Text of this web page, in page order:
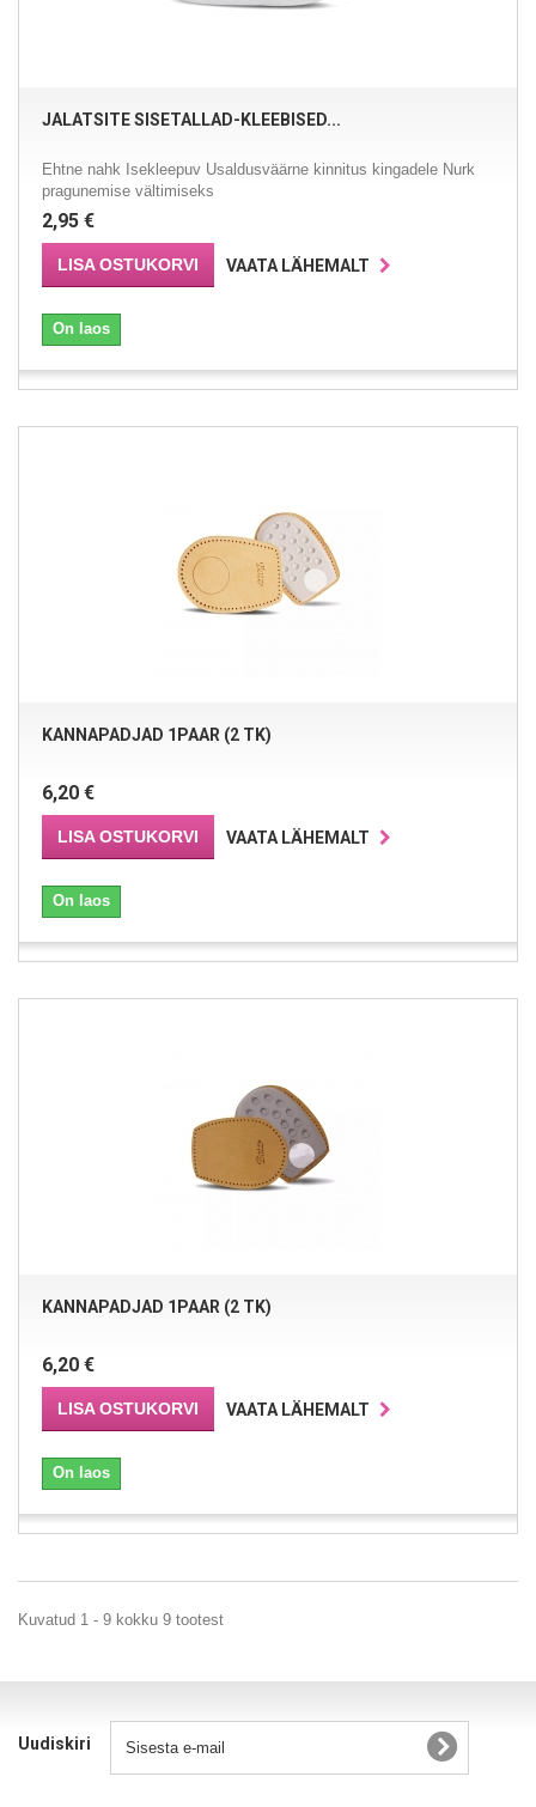
JALATSITE SISETALLAD-KLEEBISED...
Ehtne nahk Isekleepuv Usaldusväärne kinnitus kingadele Nurk
pragunemise vältimiseks
2,95 €
LISA OSTUKORVI VAATA LÄHEMALT
On laos
KANNAPADJAD 1PAAR (2 TK)
6,20 €
LISA OSTUKORVI VAATA LÄHEMALT
On laos
KANNAPADJAD 1PAAR (2 TK)
6,20 €
LISA OSTUKORVI VAATA LÄHEMALT
On laos
Kuvatud 1 - 9 kokku 9 tootest
Uudiskiri